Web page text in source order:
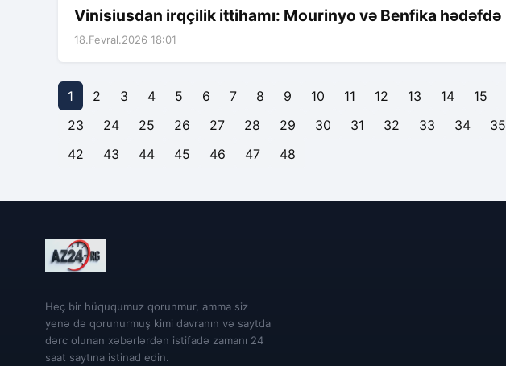
Vinisiusdan irqçilik ittihamı: Mourinyo və Benfika hədəfdə
18.Fevral.2026 18:01
1 2 3 4 5 6 7 8 9 10 11 12 13 14 15
23
24 25 26 27 28 29 30 31 32 33 34 35
42
43 44 45 46 47 48
Heç bir hüququmuz qorunmur, amma siz
yenə də qorunurmuş kimi davranın və saytda
dərc olunan xəbərlərdən istifadə zamanı 24
saat saytına istinad edin.